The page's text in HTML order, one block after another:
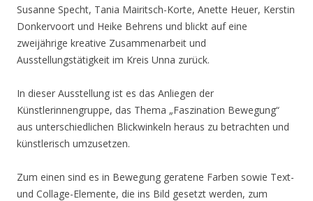
Susanne Specht, Tania Mairitsch-Korte, Anette Heuer, Kerstin
Donkervoort und Heike Behrens und blickt auf eine
zweijährige kreative Zusammenarbeit und
Ausstellungstätigkeit im Kreis Unna zurück.
In dieser Ausstellung ist es das Anliegen der
Künstlerinnengruppe, das Thema „Faszination Bewegung“
aus unterschiedlichen Blickwinkeln heraus zu betrachten und
künstlerisch umzusetzen.
Zum einen sind es in Bewegung geratene Farben sowie Text-
und Collage-Elemente, die ins Bild gesetzt werden, zum